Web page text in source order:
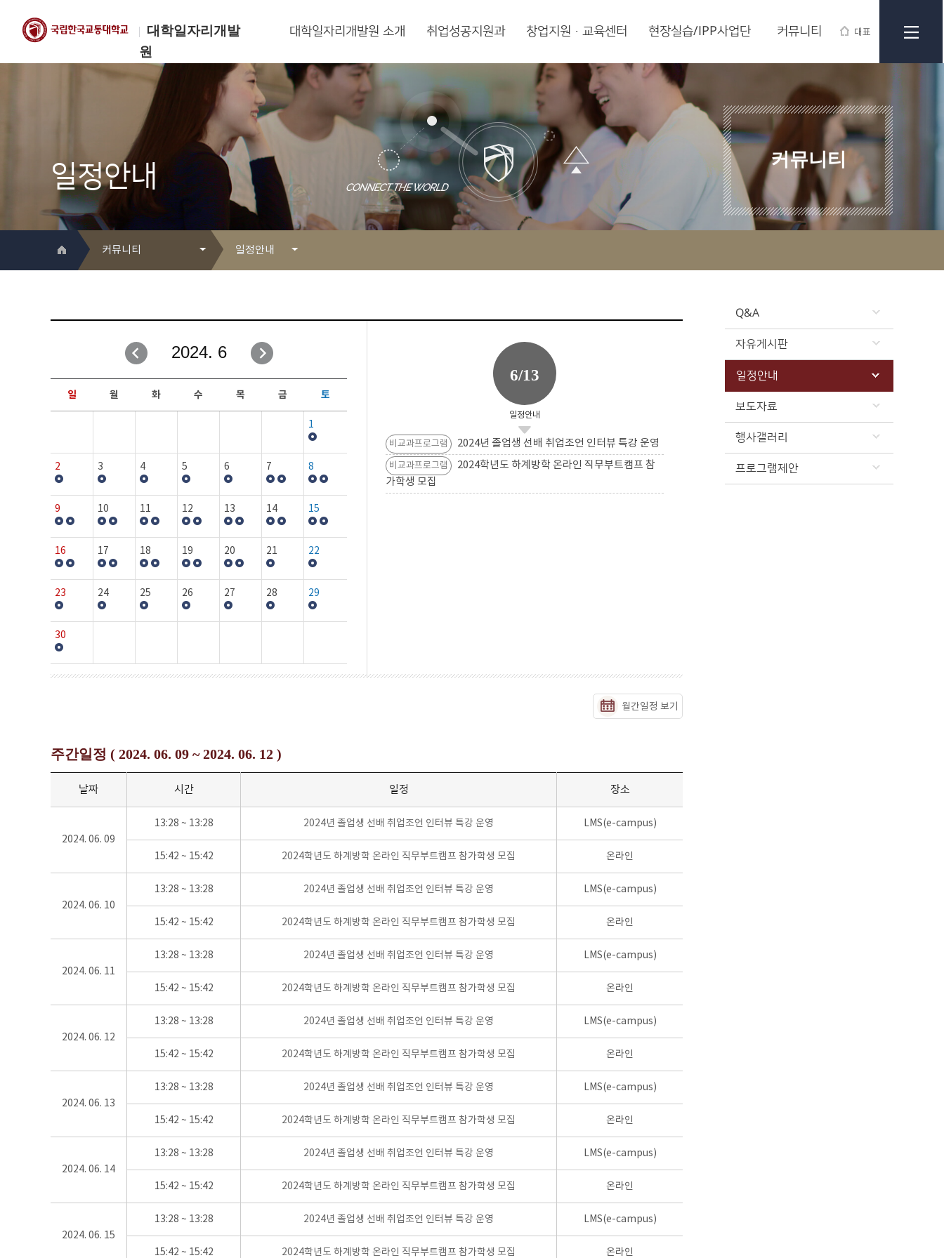
대학일자리개발
원
대표
한국교통대학교
대학일자리개발원
대학일자리개발원 소개 취업성공지원과 창업지원·교육센터 현장실습/IPP사업단 커뮤니티
일정안내
커뮤니티
커뮤니티
취업성공지원과
창업지원·교육센터
현장실습/IPP사업단
커뮤니티
일정안내
자유게시판
일정안내
보도자료
행사갤러리
Q&A
자유게시판
일정안내
보도자료
행사갤러리
프로그램제안
2024. 6
일 월 화 수 목 금 토
1
2 3 4 5 6 7 8
9 10 11 12 13 14 15
16 17 18 19 20 21 22
23 24 25 26 27 28 29
30
6/13
일정안내
비교과프로그램 2024년 졸업생 선배 취업조언 인터뷰 특강 운영
비교과프로그램
2024학년도 하계방학 온라인 직무부트캠프 참
가학생 모집
월간일정 보기
주간일정 ( 2024. 06. 09 ~ 2024. 06. 12 )
날짜 시간 일정 장소
2024. 06. 09
13:28 ~ 13:28 2024년 졸업생 선배 취업조언 인터뷰 특강 운영 LMS(e-campus)
15:42 ~ 15:42 2024학년도 하계방학 온라인 직무부트캠프 참가학생 모집 온라인
2024. 06. 10
13:28 ~ 13:28 2024년 졸업생 선배 취업조언 인터뷰 특강 운영 LMS(e-campus)
15:42 ~ 15:42 2024학년도 하계방학 온라인 직무부트캠프 참가학생 모집 온라인
2024. 06. 11
13:28 ~ 13:28 2024년 졸업생 선배 취업조언 인터뷰 특강 운영 LMS(e-campus)
15:42 ~ 15:42 2024학년도 하계방학 온라인 직무부트캠프 참가학생 모집 온라인
2024. 06. 12
13:28 ~ 13:28 2024년 졸업생 선배 취업조언 인터뷰 특강 운영 LMS(e-campus)
15:42 ~ 15:42 2024학년도 하계방학 온라인 직무부트캠프 참가학생 모집 온라인
2024. 06. 13
13:28 ~ 13:28 2024년 졸업생 선배 취업조언 인터뷰 특강 운영 LMS(e-campus)
15:42 ~ 15:42 2024학년도 하계방학 온라인 직무부트캠프 참가학생 모집 온라인
2024. 06. 14
13:28 ~ 13:28 2024년 졸업생 선배 취업조언 인터뷰 특강 운영 LMS(e-campus)
15:42 ~ 15:42 2024학년도 하계방학 온라인 직무부트캠프 참가학생 모집 온라인
2024. 06. 15
13:28 ~ 13:28 2024년 졸업생 선배 취업조언 인터뷰 특강 운영 LMS(e-campus)
15:42 ~ 15:42 2024학년도 하계방학 온라인 직무부트캠프 참가학생 모집 온라인